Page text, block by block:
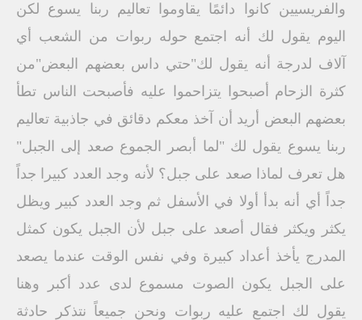
والفريسيين كانوا دائمًا يقاوموا تعاليم ربنا يسوع لكن
اليوم يقول لك أنه اجتمع حوله ربوات من الشعب أي
آلاف لدرجة أنه يقول لك"حتي داس بعضهم البعض"من
كثرة الزحام أصبحوا يتزاحموا عليه فأصبحت الناس تطأ
بعضهم البعض أريد أن آخذ معكم دقائق في جاذبية تعاليم
ربنا يسوع يقول لك "لما أبصر الجموع صعد إلى الجبل"
هل تعرف لماذا صعد على جبل؟ لأنه وجد العدد كبيرا جداً
جداً أي أنه بدأ أولا في الأسفل ثم وجد العدد كبير ويظل
يكثر ويكثر فقال أصعد على جبل لأن الجبل يكون كمثل
المدرج يأخذ أعداد كبيرة وفي نفس الوقت عندما يصعد
على الجبل يكون الصوت مسموع لدى عدد أكبر وهنا
يقول لك اجتمع عليه ربوات ونحن جميعاً نتذكر حادثة